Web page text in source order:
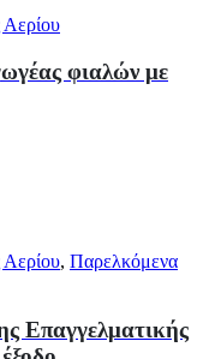
φιαλών με
, Παρελκόμενα
Επαγγελματικής